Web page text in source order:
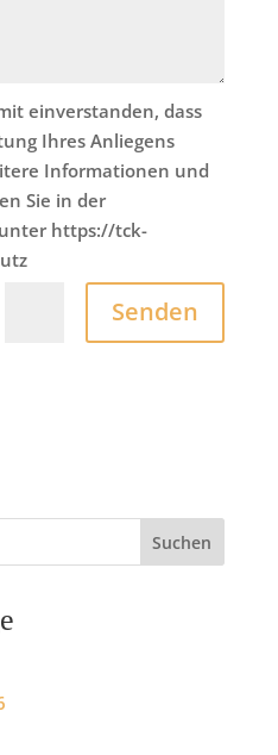
einverstanden, dass
Ihres Anliegens
Informationen und
Sie in der
https://tck-
Senden
Suchen